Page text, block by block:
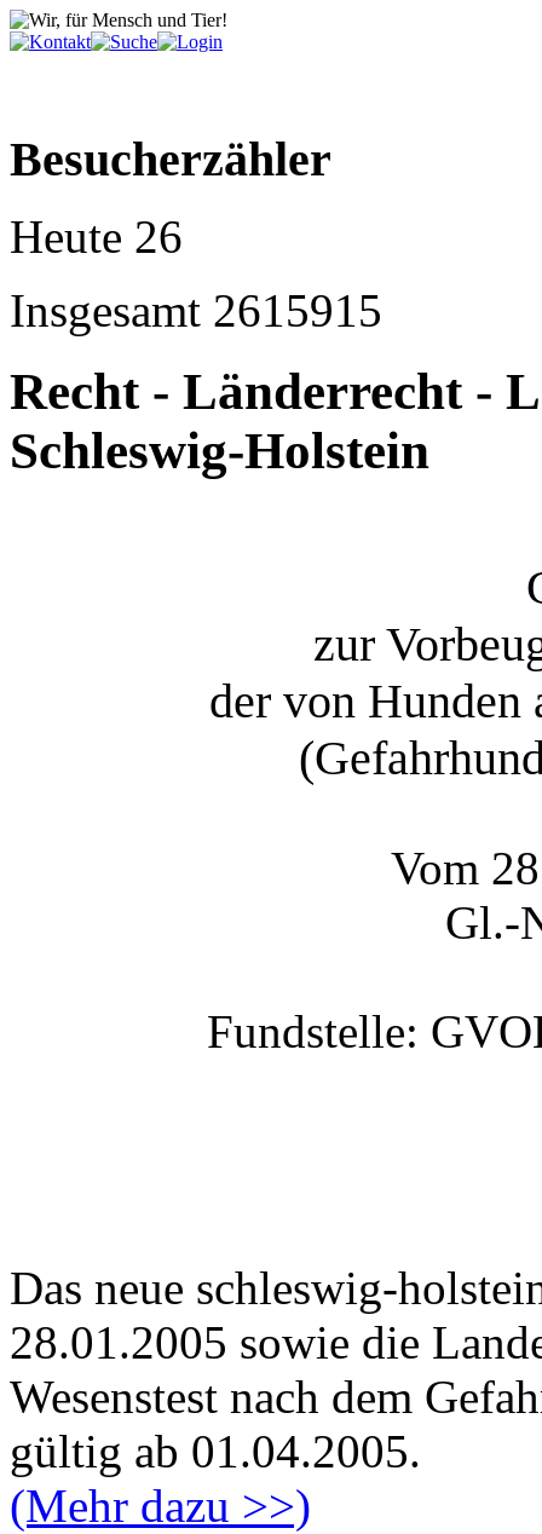
Besucherzähler
Heute 26
Insgesamt 2615915
Recht - Länderrecht -
Schleswig-Holstein
zur
der von Hunden
Vom
Gl.-
Fundstelle:
Das neue schleswig-
28.01.2005 sowie die
Wesenstest nach dem
gültig ab 01.04.2005.
(Mehr dazu >>)